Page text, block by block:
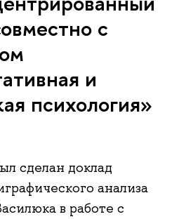
с
и
психология»
сделан доклад
анализа
в работе с